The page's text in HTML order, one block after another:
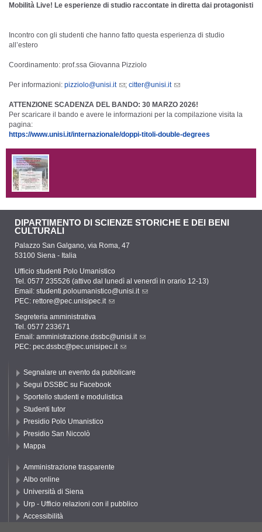
Mobilità Live! Le esperienze di studio raccontate in diretta dai protagonisti
Incontro con gli studenti che hanno fatto questa esperienza di studio
all’estero
Coordinamento: prof.ssa Giovanna Pizziolo
Per informazioni: pizziolo@unisi.it ; citter@unisi.it
ATTENZIONE SCADENZA DEL BANDO: 30 MARZO 2026!
Per scaricare il bando e avere le informazioni per la compilazione visita la
pagina:
https://www.unisi.it/internazionale/doppi-titoli-double-degrees
DIPARTIMENTO DI SCIENZE STORICHE E DEI BENI
CULTURALI
Palazzo San Galgano, via Roma, 47
53100 Siena - Italia
Ufficio studenti Polo Umanistico
Tel. 0577 235526 (attivo dal lunedì al venerdì in orario 12-13)
Email: studenti.poloumanistico@unisi.it
PEC: rettore@pec.unisipec.it
Segreteria amministrativa
Tel. 0577 233671
Email: amministrazione.dssbc@unisi.it
PEC: pec.dssbc@pec.unisipec.it
Segnalare un evento da pubblicare
Segui DSSBC su Facebook
Sportello studenti e modulistica
Studenti tutor
Presidio Polo Umanistico
Presidio San Niccolò
Mappa
Amministrazione trasparente
Albo online
Università di Siena
Urp - Ufficio relazioni con il pubblico
Accessibilità